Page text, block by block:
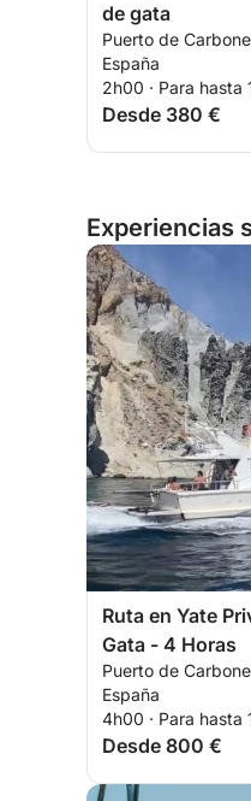
de gata
Puerto de
España
2h00 · Para hasta
Desde 380 €
Experiencias
Ruta en Yate
Gata - 4 Horas
Puerto de
España
4h00 · Para hasta
Desde 800 €